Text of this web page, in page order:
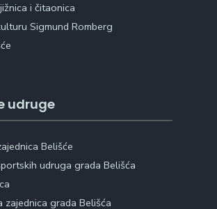
i čitaonica
Sigmund Romberg
udruge
Belišće
udruga grada Belišća
zajednica grada Belišća